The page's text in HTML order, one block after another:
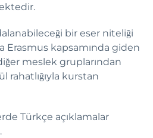
bir eser niteliği
Erasmus kapsamında giden
meslek gruplarından
rahatlığıyla kurstan
Türkçe açıklamalar